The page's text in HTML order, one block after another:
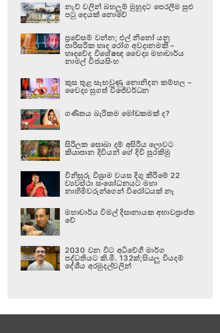
නැව් වලින් බහලුම් මුහුදට පෙරලීම සුළු
පටු දෙයක් නොවේ
ප්‍රවේසම් වන්න; එල් නිනෝ යනු
පාරිසරික හෘද රෝග අවදානමකි –
හෘදවේද විශේෂඥ වෛද්‍ය මහාචාර්ය
නාමල් විජයසිංහ
කුස තුළ සැඟවුණු නොනිදන කම්හල –
වෛද්‍ය සුගත් විජේවර්ධන
ගණිතය බැරිකම මෝඩකමක් ද?
සිරිලක සොබා දම් අසිරිය ලොවට
කියාපාන දිවියන් ගේ දිවි සුරකිමු
විනිසුරු විශ්‍රාම වයස දිගු කිරීමේ 22
ව්‍යවස්ථා සංශෝධනයට මහා
නාහිමිවරුන්ගෙන් විරෝධයක් නෑ
මහාචාර්ය විමල් දිසානායක අභාවප්‍රාප්ත
වේ
2030 වන විට අධිවේගී මාර්ග
පද්ධතියට කි.මී. 132ක්;සියලු වියදම්
දේශීය අරමුදල්වලින්